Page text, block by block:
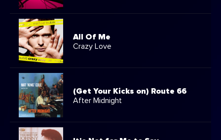
All Of Me
Crazy Love
(Get Your Kicks on) Route 66
After Midnight